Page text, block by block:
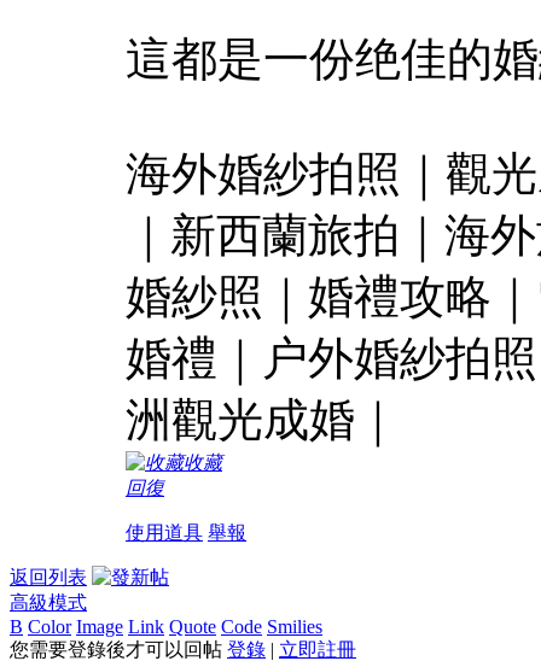
這都是一份绝佳的
海外婚紗拍照｜觀
｜新西蘭旅拍｜海
婚紗照｜婚禮攻略
婚禮｜户外婚紗拍
洲觀光成婚｜
收藏
回復
使用道具 舉報
返回列表
高級模式
B Color Image Link Quote Code Smilies
您需要登錄後才可以回帖 登錄 | 立即註冊